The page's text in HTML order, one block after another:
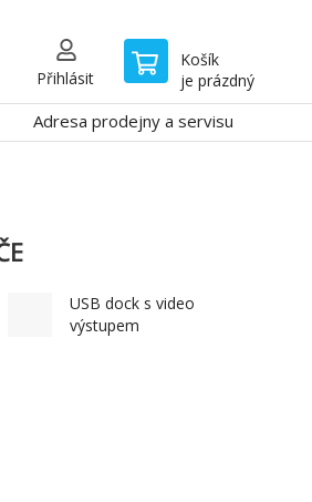
Přihlásit
Košík
je prázdný
Adresa prodejny a servisu
USB dock s video
výstupem